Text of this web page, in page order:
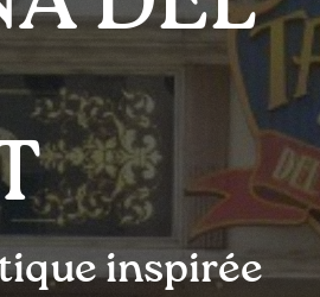
inspirée